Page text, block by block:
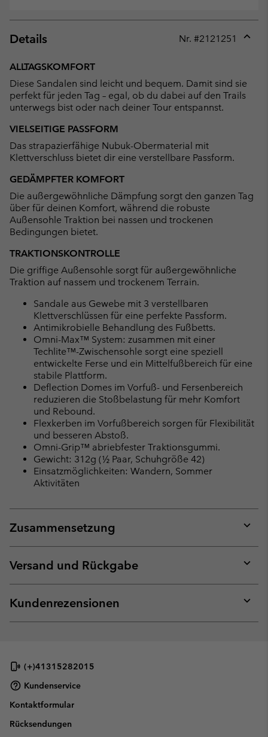
Details Nr. #2121251
ALLTAGSKOMFORT
Diese Sandalen sind leicht und bequem. Damit sind sie
perfekt für jeden Tag – egal, ob du dabei auf den Trails
unterwegs bist oder nach deiner Tour entspannst.
VIELSEITIGE PASSFORM
Das strapazierfähige Nubuk-Obermaterial mit
Klettverschluss bietet dir eine verstellbare Passform.
GEDÄMPFTER KOMFORT
Die außergewöhnliche Dämpfung sorgt den ganzen Tag
über für deinen Komfort, während die robuste
Außensohle Traktion bei nassen und trockenen
Bedingungen bietet.
TRAKTIONSKONTROLLE
Die griffige Außensohle sorgt für außergewöhnliche
Traktion auf nassem und trockenem Terrain.
Sandale aus Gewebe mit 3 verstellbaren
Klettverschlüssen für eine perfekte Passform.
Antimikrobielle Behandlung des Fußbetts.
Omni-Max™ System: zusammen mit einer
Techlite™-Zwischensohle sorgt eine speziell
entwickelte Ferse und ein Mittelfußbereich für eine
stabile Plattform.
Deflection Domes im Vorfuß- und Fersenbereich
reduzieren die Stoßbelastung für mehr Komfort
und Rebound.
Flexkerben im Vorfußbereich sorgen für Flexibilität
und besseren Abstoß.
Omni-Grip™ abriebfester Traktionsgummi.
Gewicht: 312g (½ Paar, Schuhgröße 42)
Einsatzmöglichkeiten: Wandern, Sommer
Aktivitäten
Zusammensetzung
or
Versand und Rückgabe
or
Kundenrezensionen
or
(+)41315282015
Kundenservice
Kontaktformular
Rücksendungen